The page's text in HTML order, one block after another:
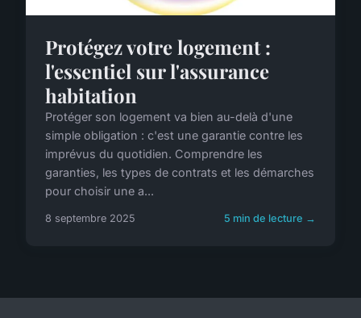
Protégez votre logement :
l'essentiel sur l'assurance
habitation
Protéger son logement va bien au-delà d'une
simple obligation : c'est une garantie contre les
imprévus du quotidien. Comprendre les
garanties, les types de contrats et les démarches
pour choisir une a...
8 septembre 2025 5 min de lecture →